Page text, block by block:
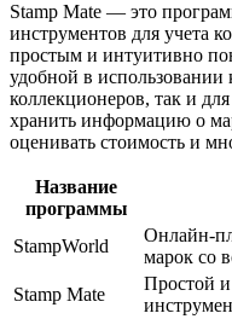
Stamp Mate — это
инструментов для учета
простым и интуитивно
удобной в
коллекционеров, так и
хранить информацию о
оценивать стоимость и
Название
программы
StampWorld
Онлайн-
марок со
Stamp Mate
Простой